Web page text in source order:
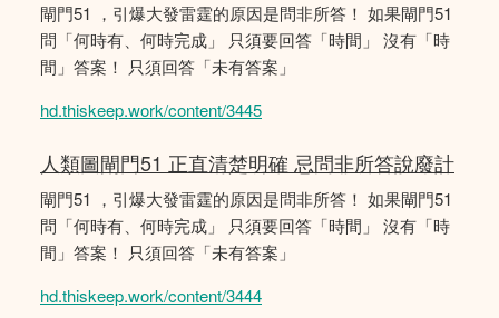
閘門51 ，引爆大發雷霆的原因是問非所答！ 如果閘門51
問「何時有、何時完成」 只須要回答「時間」 沒有「時
間」答案！ 只須回答「未有答案」
hd.thiskeep.work/content/3445
人類圖閘門51 正直清楚明確 忌問非所答說廢計
閘門51 ，引爆大發雷霆的原因是問非所答！ 如果閘門51
問「何時有、何時完成」 只須要回答「時間」 沒有「時
間」答案！ 只須回答「未有答案」
hd.thiskeep.work/content/3444